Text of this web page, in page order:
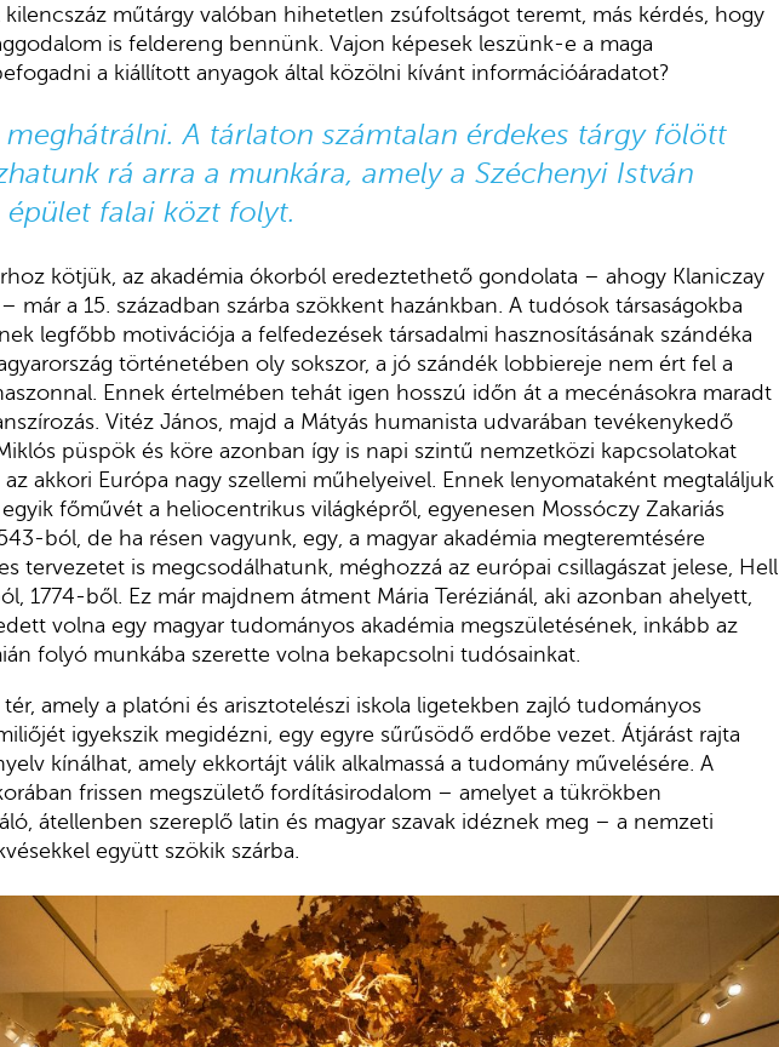
kilencszáz műtárgy valóban hihetetlen zsúfoltságot teremt, más kérdés, hogy
is feldereng bennünk. Vajon képesek leszünk-e a maga
a kiállított anyagok által közölni kívánt információáradatot?
meghátrálni. A tárlaton számtalan érdekes tárgy fölött
rá arra a munkára, amely a Széchenyi István
falai közt folyt.
kötjük, az akadémia ókorból eredeztethető gondolata – ahogy Klaniczay
már a 15. században szárba szökkent hazánkban. A tudósok társaságokba
legfőbb motivációja a felfedezések társadalmi hasznosításának szándéka
történetében oly sokszor, a jó szándék lobbiereje nem ért fel a
Ennek értelmében tehát igen hosszú időn át a mecénásokra maradt
Vitéz János, majd a Mátyás humanista udvarában tevékenykedő
püspök és köre azonban így is napi szintű nemzetközi kapcsolatokat
akkori Európa nagy szellemi műhelyeivel. Ennek lenyomataként megtaláljuk
főművét a heliocentrikus világképről, egyenesen Mossóczy Zakariás
ból, de ha résen vagyunk, egy, a magyar akadémia megteremtésére
tervezetet is megcsodálhatunk, méghozzá az európai csillagászat jelese, Hell
1774-ből. Ez már majdnem átment Mária Teréziánál, aki azonban ahelyett,
volna egy magyar tudományos akadémia megszületésének, inkább az
folyó munkába szerette volna bekapcsolni tudósainkat.
tér, amely a platóni és arisztotelészi iskola ligetekben zajló tudományos
igyekszik megidézni, egy egyre sűrűsödő erdőbe vezet. Átjárást rajta
kínálhat, amely ekkortájt válik alkalmassá a tudomány művelésére. A
frissen megszülető fordításirodalom – amelyet a tükrökben
átellenben szereplő latin és magyar szavak idéznek meg – a nemzeti
együtt szökik szárba.